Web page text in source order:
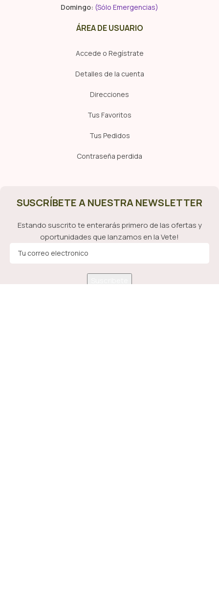
Domingo: (Sólo Emergencias)
ÁREA DE USUARIO
Accede o Regístrate
Detalles de la cuenta
Direcciones
Tus Favoritos
Tus Pedidos
Contraseña perdida
SUSCRÍBETE A NUESTRA NEWSLETTER
Estando suscrito te enterarás primero de las ofertas y
oportunidades que lanzamos en la Vete!